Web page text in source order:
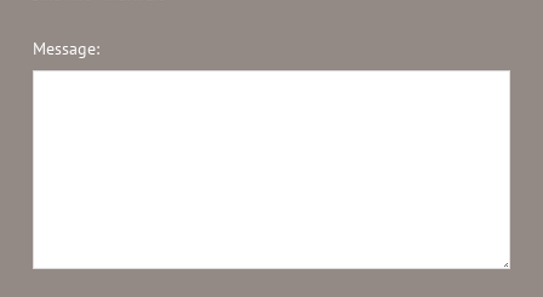
Message: